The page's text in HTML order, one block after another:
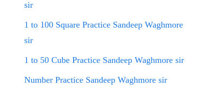
sir
1 to 100 Square Practice Sandeep Waghmore
sir
1 to 50 Cube Practice Sandeep Waghmore sir
Number Practice Sandeep Waghmore sir